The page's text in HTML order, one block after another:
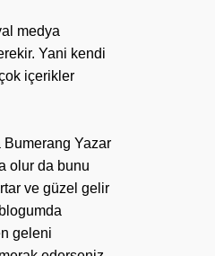
medya
Yani kendi
içerikler
Bumerang Yazar
olur da bunu
ve güzel gelir
geleni